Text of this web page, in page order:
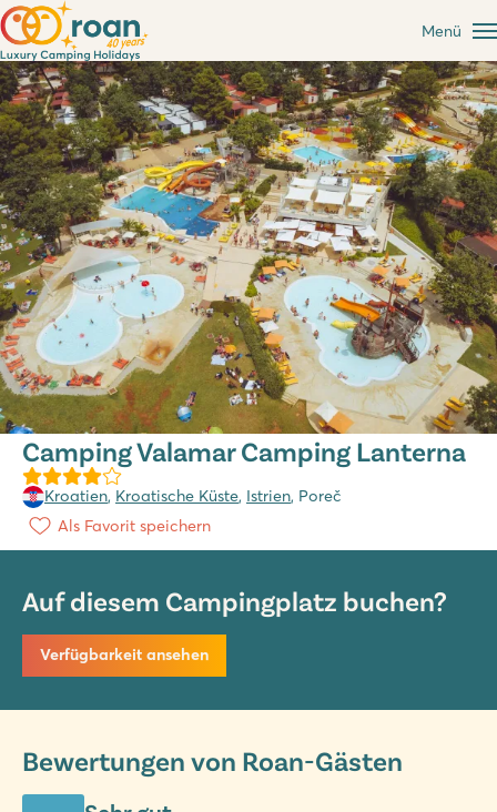
Menü
Camping Valamar Camping Lanterna
Kroatien, Kroatische Küste, Istrien, Poreč
Als Favorit speichern
Auf diesem Campingplatz buchen?
Verfügbarkeit ansehen
Bewertungen von Roan-Gästen